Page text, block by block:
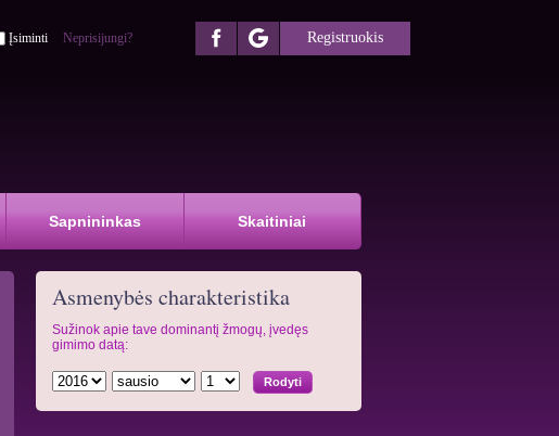
Įsiminti Neprisijungi? Registruokis
Sapnininkas Skaitiniai
Asmenybės charakteristika
Sužinok apie tave dominantį žmogų, įvedęs
gimimo datą: